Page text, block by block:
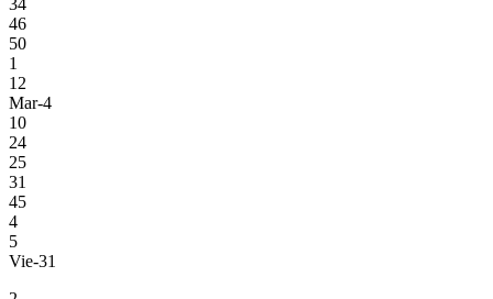
46
50
1
12
Mar-4
10
24
25
31
45
4
5
Vie-31